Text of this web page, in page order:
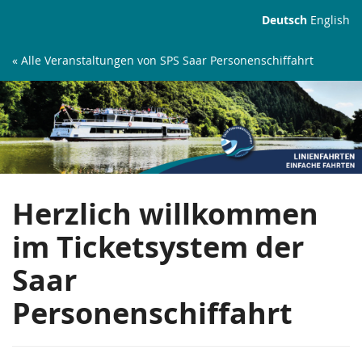
springen
Deutsch English
« Alle Veranstaltungen von SPS Saar Personenschiffahrt
Linienfahrten
Herzlich willkommen
im Ticketsystem der
Saar
Personenschiffahrt